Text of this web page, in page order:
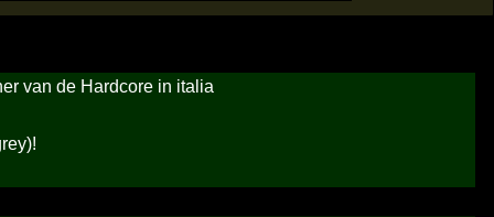
van de Hardcore in italia